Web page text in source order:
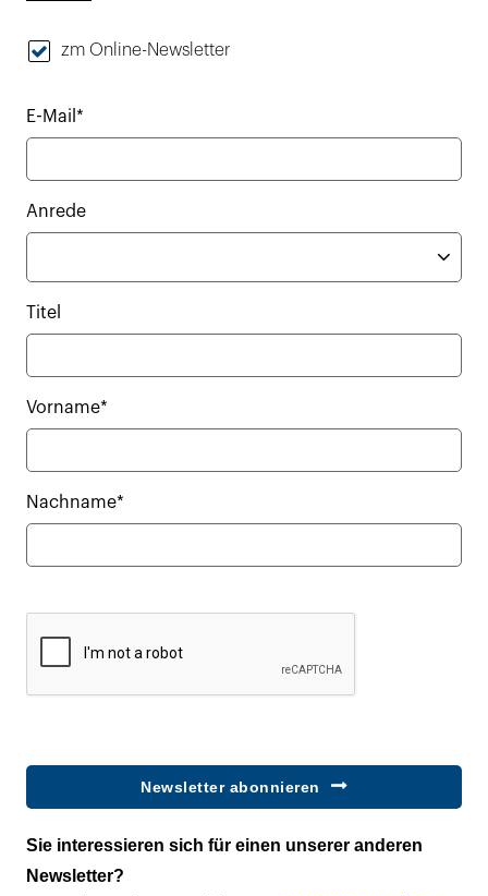
zm Online-Newsletter
E-Mail*
Anrede
Titel
Vorname*
Nachname*
Newsletter abonnieren
Sie interessieren sich für einen unserer anderen
Newsletter?